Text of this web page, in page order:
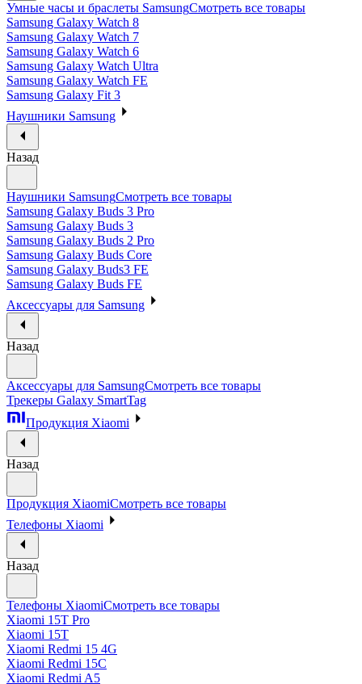
Умные часы и браслеты SamsungСмотреть все товары
Samsung Galaxy Watch 8
Samsung Galaxy Watch 7
Samsung Galaxy Watch 6
Samsung Galaxy Watch Ultra
Samsung Galaxy Watch FE
Samsung Galaxy Fit 3
Наушники Samsung
Назад
Наушники SamsungСмотреть все товары
Samsung Galaxy Buds 3 Pro
Samsung Galaxy Buds 3
Samsung Galaxy Buds 2 Pro
Samsung Galaxy Buds Core
Samsung Galaxy Buds3 FE
Samsung Galaxy Buds FE
Аксессуары для Samsung
Назад
Аксессуары для SamsungСмотреть все товары
Трекеры Galaxy SmartTag
Продукция Xiaomi
Назад
Продукция XiaomiСмотреть все товары
Телефоны Xiaomi
Назад
Телефоны XiaomiСмотреть все товары
Xiaomi 15T Pro
Xiaomi 15T
Xiaomi Redmi 15 4G
Xiaomi Redmi 15C
Xiaomi Redmi A5